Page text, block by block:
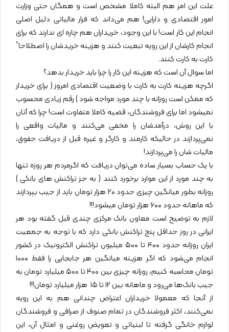
علت این امر هم البته کاملا مشخص است و همگان حتی وزارت
امور اقتصادی و دارایی! هم می‌داند که فرار مالیاتی دلیل اصلی
انجام این کار است! با این وجود، خریداران هم چاره ای ندارند که برای
انجام کارشان از این رویه تبعیت کنند و هزینه خریدشان را اصطلاحا”
کارت به کارت کنند.
اما سوال آن است که هزینه این کار را چرا باید خریدار بدهد؟
اگرچه هزینه کارت به کارت با وضعیت اقتصادی امروز ( برای خریدار
که ممکن است روزانه با چند مورد مواجه شود ) رقم زیادی محسوب
نمیشود اما برای فروشندگان، قضیه کاملا متفاوت است! چرا که آنان
با این روش، درآمدشان را مخفی می‌کنند و مالیات واقعی را
نمی‌پردازند در حالیکه کارمند و کارگر و غیره قبل از دریافت حقوق،
مالیات شان را می‌پردازند!
با یک حساب بسیار ساده می‌توان دریافت که اگرمردم هر روزه تنها
به چند مورد از این موارد برخورد کنند ( به جز تراکنش های بانکی )
روزانه بطور میانگین چیزی حدود ۲۰ هزار تومان باید از جیب بپردازند
که ماهانه حدود ۶۰۰ هزار تومان میشود!!!
لازم به توضیح است معاون بانک مرکزی چندی قبل گفته بود هر
ایرانی در روز حداقل پنج تراکنش بانکی دارد که با توجه به جمعیت
ایران روزانه حدود ۴۰۰ تا ۵۰۰ میلیون تراکنش الکترونیک در کشور
انجام می‌شود که اگر هزینه میانگین هر جابجایی را فقط ۱۰۰۰
تومان محاسبه کنیم، روزانه چیزی بین ۴۰۰ تا ۵۰۰ میلیارد تومان به
جیب بانک‌ها می‌رود و ماهانه بین ۱۲ تا ۱۵ هزار میلیارد تومان!!!
از آنجا که معمولا خریداران اعتراض چندانی هم به این رویه
نمی‌کنند، اکثر فروشندگان در تمام صنوف از صرافی و فروشندگان
لوازم خانگی گرفته تا لبنیاتی و تعویض روغنی و امثال آن، این